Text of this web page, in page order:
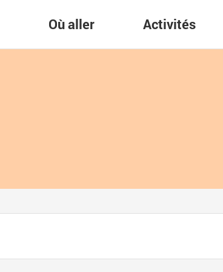
Où aller Activités